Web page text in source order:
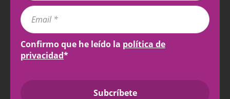
Confirmo que he leído la política de
privacidad*